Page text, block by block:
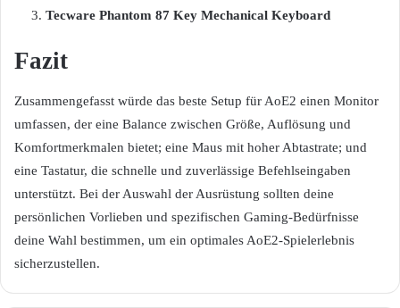
Tecware Phantom 87 Key Mechanical Keyboard
Fazit
Zusammengefasst würde das beste Setup für AoE2 einen Monitor
umfassen, der eine Balance zwischen Größe, Auflösung und
Komfortmerkmalen bietet; eine Maus mit hoher Abtastrate; und
eine Tastatur, die schnelle und zuverlässige Befehlseingaben
unterstützt. Bei der Auswahl der Ausrüstung sollten deine
persönlichen Vorlieben und spezifischen Gaming-Bedürfnisse
deine Wahl bestimmen, um ein optimales AoE2-Spielerlebnis
sicherzustellen.